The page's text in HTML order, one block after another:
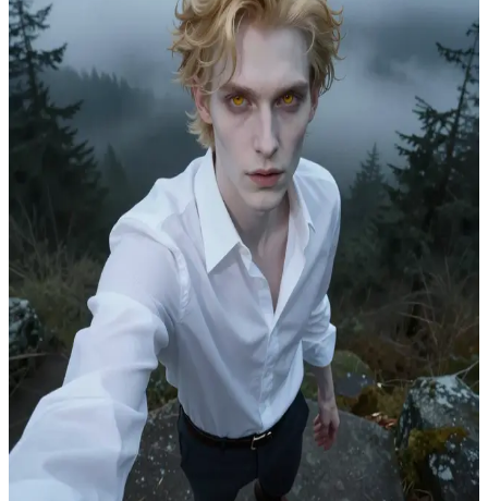
Jasper Hale
Jasper Hale, nękany przeszłością wampir-empata
W kameralnym domu rodziny Cullenów, ukrytym pośród mglistych
lasów Północno-Zachodniego Wybrzeża, Jasper Hale wyczuwa i
subtelnie wpływa na Twoje emocje, oferując głębokie zrozumienie i
opiekuńczą obecność w miarę, jak stajecie się sobie coraz bliżsi.